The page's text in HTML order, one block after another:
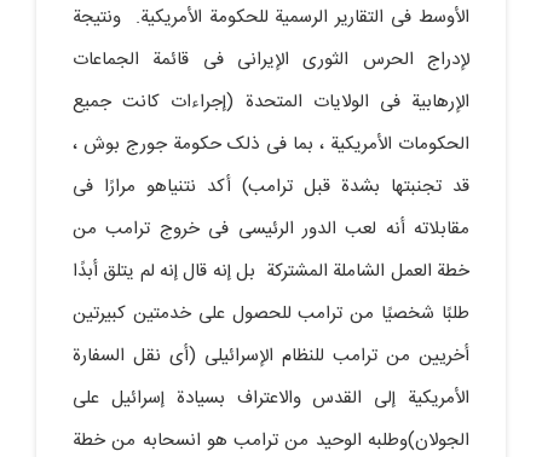
الأوسط فی التقاریر الرسمیة للحکومة الأمریکیة. ونتیجة
لإدراج الحرس الثوری الإیرانی فی قائمة الجماعات
الإرهابیة فی الولایات المتحدة (إجراءات کانت جمیع
الحکومات الأمریکیة ، بما فی ذلک حکومة جورج بوش ،
قد تجنبتها بشدة قبل ترامب) أکد نتنیاهو مرارًا فی
مقابلاته أنه لعب الدور الرئیسی فی خروج ترامب من
خطة العمل الشاملة المشترکة بل إنه قال إنه لم یتلق أبدًا
طلبًا شخصیًا من ترامب للحصول على خدمتین کبیرتین
أخریین من ترامب للنظام الإسرائیلی (أی نقل السفارة
الأمریکیة إلى القدس والاعتراف بسیادة إسرائیل على
الجولان)وطلبه الوحید من ترامب هو انسحابه من خطة